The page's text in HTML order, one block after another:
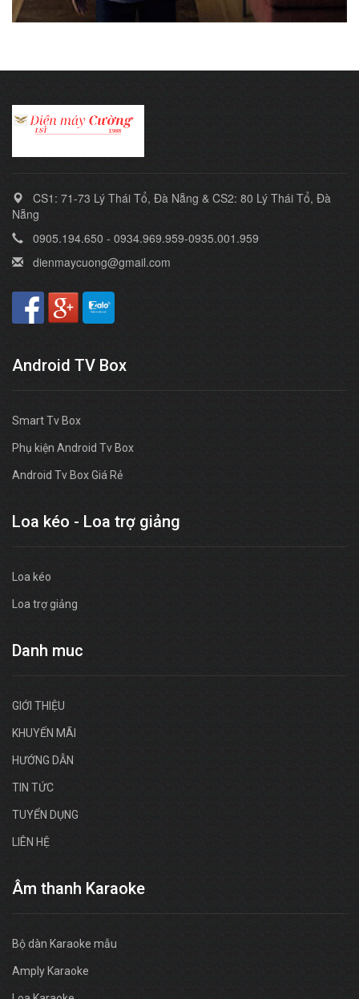
CS1: 71-73 Lý Thái Tổ, Đà Nẵng & CS2: 80 Lý Thái Tổ, Đà
Nẵng
0905.194.650 - 0934.969.959-0935.001.959
dienmaycuong@gmail.com
Android TV Box
Smart Tv Box
Phụ kiện Android Tv Box
Android Tv Box Giá Rẻ
Loa kéo - Loa trợ giảng
Loa kéo
Loa trợ giảng
Danh muc
GIỚI THIỆU
KHUYẾN MÃI
HƯỚNG DẪN
TIN TỨC
TUYỂN DỤNG
LIÊN HỆ
Âm thanh Karaoke
Bộ dàn Karaoke mẫu
Amply Karaoke